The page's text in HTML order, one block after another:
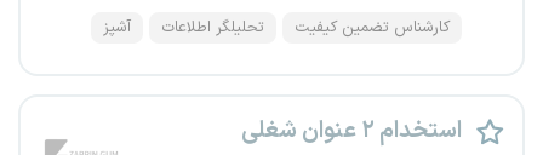
کارشناس تضمین کیفیت تحلیلگر اطلاعات آشپز
استخدام ۲ عنوان شغلی